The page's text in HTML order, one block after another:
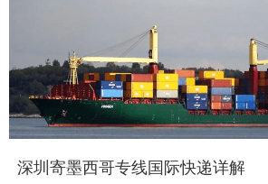
深圳寄墨西哥专线国际快递详解